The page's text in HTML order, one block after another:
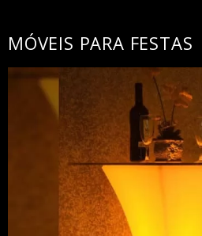
MÓVEIS PARA FESTAS